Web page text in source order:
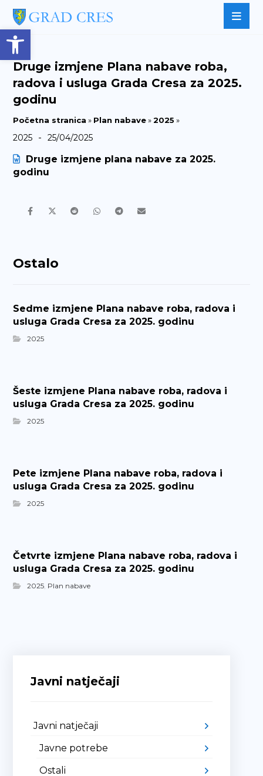
Open toolbar
Druge izmjene Plana nabave roba,
radova i usluga Grada Cresa za 2025.
godinu
Početna stranica » Plan nabave»2025 »
2025 - 25/04/2025
Druge izmjene plana nabave za 2025.
godinu
Ostalo
Sedme izmjene Plana nabave roba, radova i
usluga Grada Cresa za 2025. godinu
2025
Šeste izmjene Plana nabave roba, radova i
usluga Grada Cresa za 2025. godinu
2025
Pete izmjene Plana nabave roba, radova i
usluga Grada Cresa za 2025. godinu
2025
Četvrte izmjene Plana nabave roba, radova i
usluga Grada Cresa za 2025. godinu
2025, Plan nabave
Javni natječaji
Javni natječaji
Javne potrebe
Ostali